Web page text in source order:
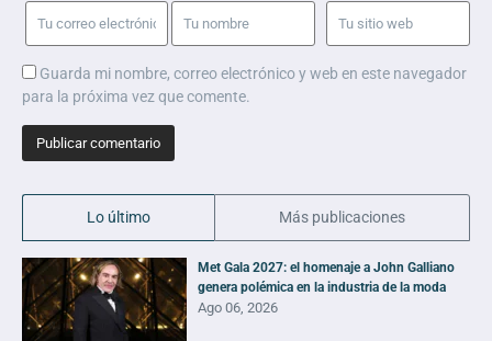
Guarda mi nombre, correo electrónico y web en este navegador
para la próxima vez que comente.
Lo último Más publicaciones
Met Gala 2027: el homenaje a John Galliano
genera polémica en la industria de la moda
Ago 06, 2026